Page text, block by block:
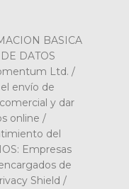
BASICA
DATOS
Ltd. /
envío de
y dar
online /
del
Empresas
de
Shield /